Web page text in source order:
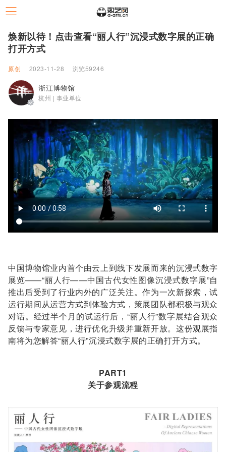
焕新以待！点击查看“丽人行”沉浸式数字展的正确
打开方式
原创 2023-11-28 浏览59246
浙江博物馆
杭州 | 事业单位
中国博物馆业内首个由云上到线下发展而来的沉浸式数字
展览——“丽人行——中国古代女性图像沉浸式数字展”自
推出后受到了行业内外的广泛关注。作为一次新探索，试
运行期间从运营方式到体验方式，策展团队都积极与观众
对话。经过半个月的试运行后，“丽人行”数字展结合观众
反馈与专家意见，进行优化升级并重新开放。这份观展指
南将为您解答“丽人行”沉浸式数字展的正确打开方式。
PART1
关于参观流程